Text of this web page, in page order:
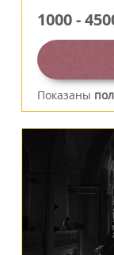
1000-
Показаны